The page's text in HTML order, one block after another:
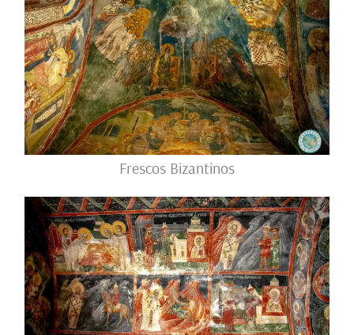
Frescos Bizantinos